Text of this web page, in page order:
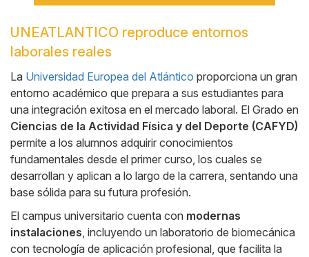
Cuerpo
UNEATLANTICO reproduce entornos
laborales reales
La Universidad Europea del Atlántico proporciona un gran
entorno académico que prepara a sus estudiantes para
una integración exitosa en el mercado laboral. El Grado en
Ciencias de la Actividad Física y del Deporte (CAFYD)
permite a los alumnos adquirir conocimientos
fundamentales desde el primer curso, los cuales se
desarrollan y aplican a lo largo de la carrera, sentando una
base sólida para su futura profesión.
El campus universitario cuenta con modernas
instalaciones, incluyendo un laboratorio de biomecánica
con tecnología de aplicación profesional, que facilita la